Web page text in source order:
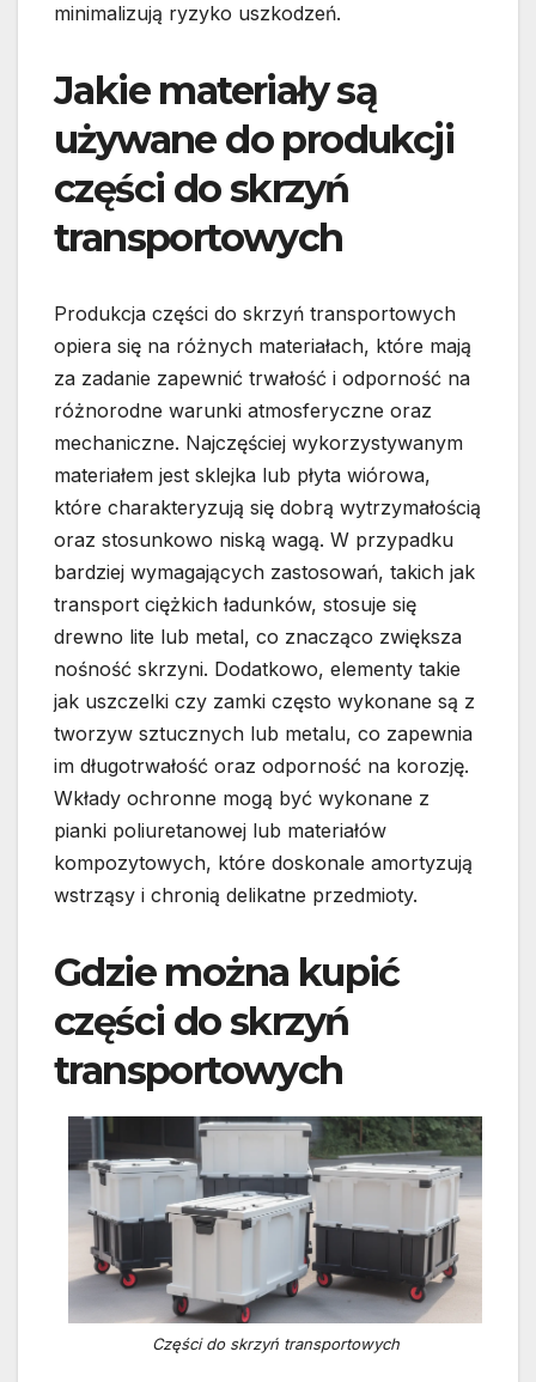
minimalizują ryzyko uszkodzeń.
Jakie materiały są
używane do produkcji
części do skrzyń
transportowych
Produkcja części do skrzyń transportowych
opiera się na różnych materiałach, które mają
za zadanie zapewnić trwałość i odporność na
różnorodne warunki atmosferyczne oraz
mechaniczne. Najczęściej wykorzystywanym
materiałem jest sklejka lub płyta wiórowa,
które charakteryzują się dobrą wytrzymałością
oraz stosunkowo niską wagą. W przypadku
bardziej wymagających zastosowań, takich jak
transport ciężkich ładunków, stosuje się
drewno lite lub metal, co znacząco zwiększa
nośność skrzyni. Dodatkowo, elementy takie
jak uszczelki czy zamki często wykonane są z
tworzyw sztucznych lub metalu, co zapewnia
im długotrwałość oraz odporność na korozję.
Wkłady ochronne mogą być wykonane z
pianki poliuretanowej lub materiałów
kompozytowych, które doskonale amortyzują
wstrząsy i chronią delikatne przedmioty.
Gdzie można kupić
części do skrzyń
transportowych
Części do skrzyń transportowych